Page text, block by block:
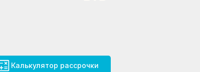
Калькулятор рассрочки